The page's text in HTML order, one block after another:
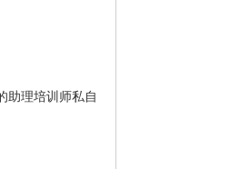
助理培训师私自